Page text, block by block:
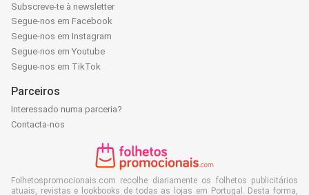
Subscreve-te à newsletter
Segue-nos em Facebook
Segue-nos em Instagram
Segue-nos em Youtube
Segue-nos em TikTok
Parceiros
Interessado numa parceria?
Contacta-nos
Folhetospromocionais.com recolhe diariamente os folhetos publicitários
atuais, revistas e lookbooks de todas as lojas em Portugal. Desta forma,